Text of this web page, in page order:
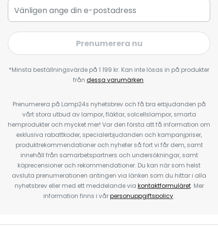
Prenumerera nu
*Minsta beställningsvärde på 1 199 kr. Kan inte lösas in på produkter
från dessa varumärken.
Prenumerera på Lamp24s nyhetsbrev och få bra erbjudanden på
vårt stora utbud av lampor, fläktar, solcellslampor, smarta
hemprodukter och mycket mer! Var den första att få information om
exklusiva rabattkoder, specialerbjudanden och kampanjpriser,
produktrekommendationer och nyheter så fort vi får dem, samt
innehåll från samarbetspartners och undersökningar, samt
köprecensioner och rekommendationer. Du kan när som helst
avsluta prenumerationen antingen via länken som du hittar i alla
nyhetsbrev eller med ett meddelande via kontaktformuläret. Mer
information finns i vårpersonuppgiftspolicy.